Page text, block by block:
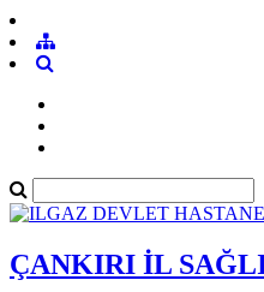
ÇANKIRI İL